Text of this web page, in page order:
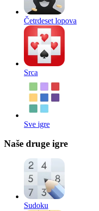
Četrdeset lopova
Srca
Sve igre
Naše druge igre
Sudoku